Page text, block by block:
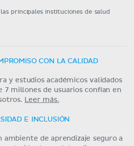
principales instituciones de salud
CON LA CALIDAD
y estudios académicos validados
7 millones de usuarios confían en
Leer más.
E INCLUSIÓN
ambiente de aprendizaje seguro a